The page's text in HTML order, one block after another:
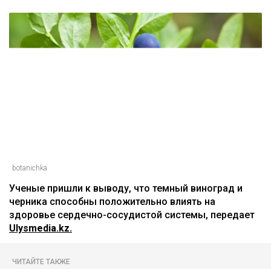
botanichka
Ученые пришли к выводу, что темный виноград и
черника способны положительно влиять на
здоровье сердечно-сосудистой системы, передает
Ulysmedia.kz.
ЧИТАЙТЕ ТАКЖЕ